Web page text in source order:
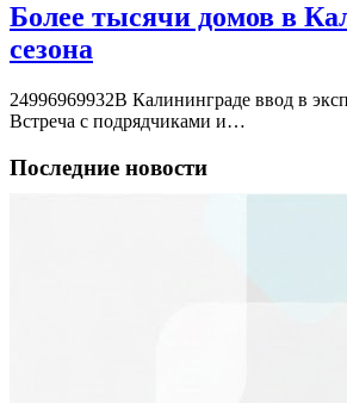
Более тысячи домов в
сезона
24996969932В Калининграде ввод в
Встреча с подрядчиками и…
Последние новости